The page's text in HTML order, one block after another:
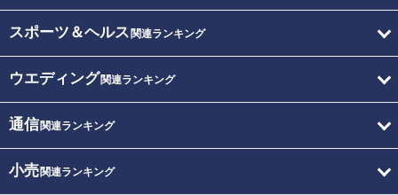
スポーツ＆ヘルス 関連ランキング
ウエディング関連ランキング
通信関連ランキング
小売関連ランキング